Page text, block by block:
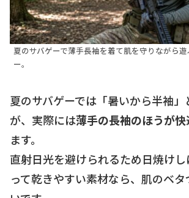
夏のサバゲーで薄手長袖を着て肌を守りながら
ー。
夏のサバゲーでは「暑いから半袖
が、実際には薄手の長袖のほうが
ます。
直射日光を避けられるため日焼け
って乾きやすい素材なら、肌のベ